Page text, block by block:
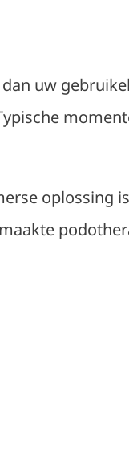
uw
oplossing is